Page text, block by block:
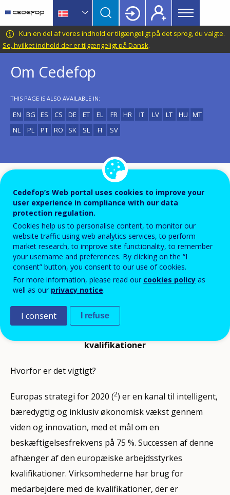
main
content
language
switcher
CEDEFOP
European
Centre
for
the
Development
Vocational
Training
Main
menu
Topbar
Kun en del af vores indhold er tilgængeligt på det sprog, du valgte.
Se, hvilket indhold der er tilgængeligt på Dansk.
Om Cedefop
THIS PAGE IS ALSO AVAILABLE IN:
EN BG ES CS DE ET EL FR HR IT LV LT HU MT
NL
PL PT RO SK SL FI SV
Cedefop er et af EU's decentrale agenturer. Cedefop,
der blev grundlagt (1) i 1975 og har haft hjemsted i
Grækenland siden 1995, støtter udviklingen af de
europæiske erhvervsuddannelsespolitikker og
bidrager til gennemførelsen heraf. Agenturet hjælper
Europa-Kommissionen, EU-medlemsstaterne og
arbejdsmarkedets parter med at udvikle relevante
europæiske erhvervsuddannelsespolitikker.
Cedefop: hjælper med til at udvikle de rette
politikker for at tilvejebringe de rette
kvalifikationer
Hvorfor er det vigtigt?
Europas strategi for 2020 (2) er en kanal til intelligent,
bæredygtig og inklusiv økonomisk vækst gennem
viden og innovation, med et mål om en
beskæftigelsesfrekvens på 75 %. Successen af denne
afhænger af den europæiske arbejdsstyrkes
kvalifikationer. Virksomhederne har brug for
medarbejdere med de kvalifikationer, der er
Cedefop’s Web portal uses cookies to improve your
user experience in compliance with our data
protection regulation.
Cookies help us to personalise content, to monitor our
website traffic using web analytics services, to perform
market research, to improve site functionality, to remember
your username and preferences. By clicking on the “I
consent” button, you consent to our use of cookies.
For more information, please read our cookies policy as
well as our privacy notice.
I consent I refuse